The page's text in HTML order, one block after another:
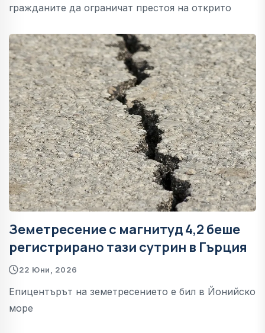
гражданите да ограничат престоя на открито
Земетресение с магнитуд 4,2 беше
регистрирано тази сутрин в Гърция
22 Юни, 2026
Епицентърът на земетресението е бил в Йонийско
море